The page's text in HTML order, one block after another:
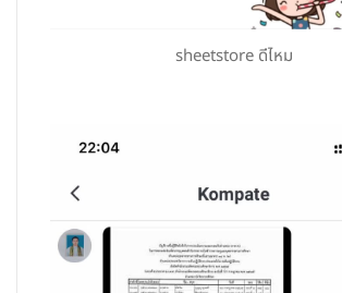
sheetstore ดีไหม